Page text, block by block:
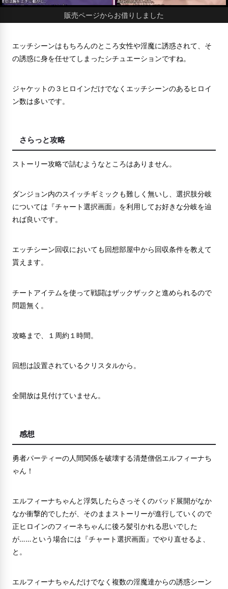
販売ページからお借りしました
エッチシーンはもちろんのところ女性や淫魔に誘惑されて、そ
の誘惑に身を任せてしまったシチュエーションですね。
ジャケットの３ヒロインだけでなくエッチシーンのあるヒロイ
ン数は多いです。
さらっと攻略
ストーリー攻略で詰むようなところはありません。
ダンジョン内のスイッチギミックも難しく無いし、選択肢分岐
については『チャート選択画面』を利用してお好きな分岐を辿
れば良いです。
エッチシーン回収においても回想部屋中から回収条件を教えて
貰えます。
チートアイテムを使って戦闘はザックザックと進められるので
問題無く。
攻略まで、１周約１時間。
回想は設置されているクリスタルから。
全開放は見付けていません。
感想
勇者パーティーの人間関係を破壊する清楚僧侶エルフィーナち
ゃん！
エルフィーナちゃんと浮気したらさっそくのバッド展開がなか
なか衝撃的でしたが、そのままストーリーが進行していくので
正ヒロインのフィーネちゃんに後ろ髪引かれる思いでした
が……という場合には『チャート選択画面』でやり直せるよ、
と。
エルフィーナちゃんだけでなく複数の淫魔達からの誘惑シーン